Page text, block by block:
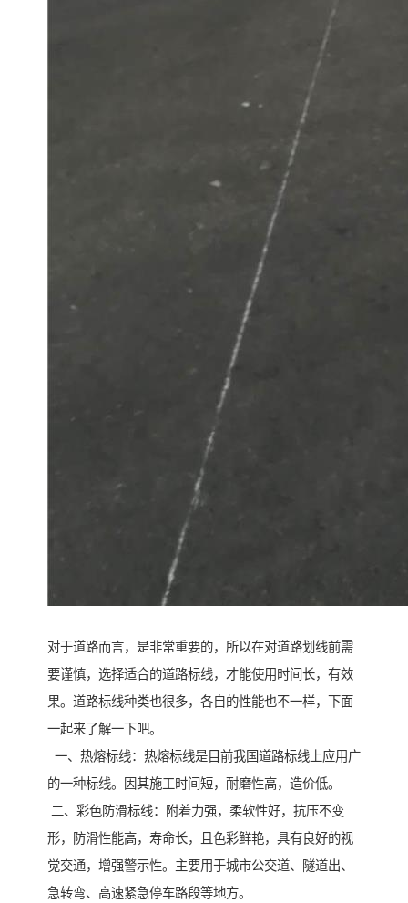
对于道路而言，是非常重要的，所以在对道路划线前需
要谨慎，选择适合的道路标线，才能使用时间长，有效
果。道路标线种类也很多，各自的性能也不一样，下面
一起来了解一下吧。
一、热熔标线：热熔标线是目前我国道路标线上应用广
的一种标线。因其施工时间短，耐磨性高，造价低。
二、彩色防滑标线：附着力强，柔软性好，抗压不变
形，防滑性能高，寿命长，且色彩鲜艳，具有良好的视
觉交通，增强警示性。主要用于城市公交道、隧道出、
急转弯、高速紧急停车路段等地方。